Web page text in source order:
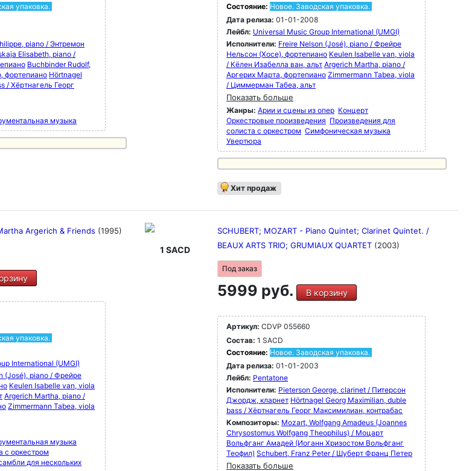
упаковка.
piano / Энтремон
Elisabeth, piano /
Buchbinder Rudolf,
фортепиано Hörtnagel
/ Хёртнагель Георг
музыка
Состояние: Новое. Заводская упаковка.
Дата релиза: 01-01-2008
Лейбл: Universal Music Group International (UMGI)
Исполнители: Freire Nelson (José), piano / Фрейре
Нельсон (Хосе), фортепиано Keulen Isabelle van, viola
/ Кёлен Изабелла ван, альт Argerich Martha, piano /
Аргерих Марта, фортепиано Zimmermann Tabea, viola
/ Циммерман Табеа, альт
Показать больше
Жанры: Арии и сцены из опер Концерт
Оркестровые произведения Произведения для
солиста с оркестром Симфоническая музыка
Увертюра
Хит продаж
Argerich & Friends (1995)
упаковка.
International (UMGI)
(José), piano / Фрейре
Keulen Isabelle van, viola
Argerich Martha, piano /
Zimmermann Tabea, viola
музыка
с оркестром
для нескольких
1 SACD
SCHUBERT; MOZART - Piano Quintet; Clarinet Quintet. /
BEAUX ARTS TRIO; GRUMIAUX QUARTET (2003)
Под заказ
5999 руб. В корзину
Артикул: CDVP 055660
Состав: 1 SACD
Состояние: Новое. Заводская упаковка.
Дата релиза: 01-01-2003
Лейбл: Pentatone
Исполнители: Pieterson George, clarinet / Питерсон
Джордж, кларнет Hörtnagel Georg Maximilian, duble
bass / Хёртнагель Георг Максимилиан, контрабас
Композиторы: Mozart, Wolfgang Amadeus (Joannes
Chrysostomus Wolfgang Theophilus) / Моцарт
Вольфганг Амадей (Иоганн Хризостом Вольфганг
Теофил) Schubert, Franz Peter / Шуберт Франц Петер
Показать больше